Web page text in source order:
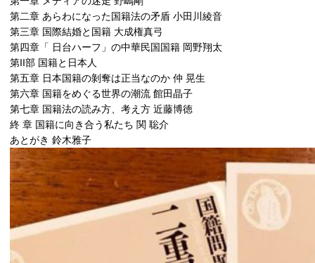
第二章 あらわになった国籍法の矛盾 小田川綾音
第三章 国際結婚と国籍 大成権真弓
第四章「 日台ハーフ」の中華民国国籍 岡野翔太
第II部 国籍と日本人
第五章 日本国籍の剝奪は正当なのか 仲 晃生
第六章 国籍をめぐる世界の潮流 館田晶子
第七章 国籍法の読み方、考え方 近藤博徳
終 章 国籍に向き合う私たち 関 聡介
あとがき 鈴木雅子